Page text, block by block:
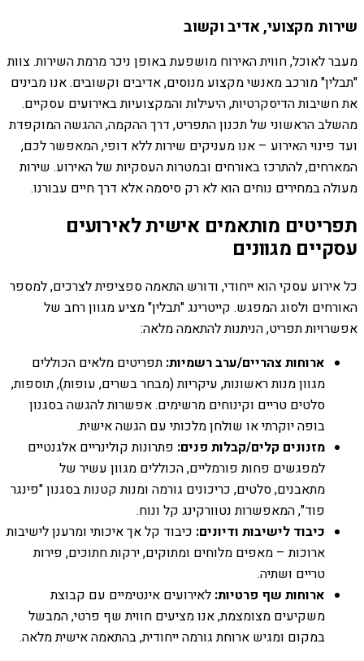
שירות מקצועי, אדיב וקשוב
מעבר לאוכל, חווית האירוח מושפעת באופן ניכר מרמת השירות. צוות
"תבלין" מורכב מאנשי מקצוע מנוסים, אדיבים וקשובים. אנו מבינים
את חשיבות הדיסקרטיות, היעילות והמקצועיות באירועים עסקיים.
מהשלב הראשוני של תכנון התפריט, דרך ההקמה, ההגשה המוקפדת
ועד פינוי האירוע – אנו מעניקים שירות ללא דופי, המאפשר לכם,
המארחים, להתרכז באורחים ובמטרות העסקיות של האירוע. שירות
מעולה במחירים נוחים הוא לא רק סיסמה אלא דרך חיים עבורנו.
תפריטים מותאמים אישית לאירועים
עסקיים מגוונים
כל אירוע עסקי הוא ייחודי, ודורש התאמה ספציפית לצרכים, למספר
האורחים ולסוג המפגש. קייטרינג "תבלין" מציע מגוון רחב של
אפשרויות תפריט, הניתנות להתאמה מלאה:
ארוחות צהריים/ערב רשמיות: תפריטים מלאים הכוללים
מגוון מנות ראשונות, עיקריות (מבחר בשרים, עופות), תוספות,
סלטים טריים וקינוחים מרשימים. אפשרות להגשה בסגנון
בופה יוקרתי או שולחן מלכותי עם הגשה אישית.
מזנונים קלים/קבלות פנים: פתרונות קולינריים אלגנטיים
למפגשים פחות פורמליים, הכוללים מגוון עשיר של
מתאבנים, סלטים, כריכונים גורמה ומנות קטנות בסגנון "פינגר
פוד", המאפשרות נטוורקינג קל ונוח.
כיבוד לישיבות ודיונים: כיבוד קל אך איכותי ומרענן לישיבות
ארוכות – מאפים מלוחים ומתוקים, ירקות חתוכים, פירות
טריים ושתיה.
ארוחות שף פרטיות: לאירועים אינטימיים עם קבוצת
משקיעים מצומצמת, אנו מציעים חווית שף פרטי, המבשל
במקום ומגיש ארוחת גורמה ייחודית, בהתאמה אישית מלאה.